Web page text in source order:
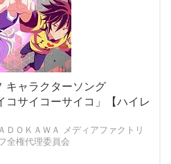
キャラクターソング
コサイコーサイコ」【ハイレ
ＤＯＫＡＷＡ メディアファクトリ
全権代理委員会